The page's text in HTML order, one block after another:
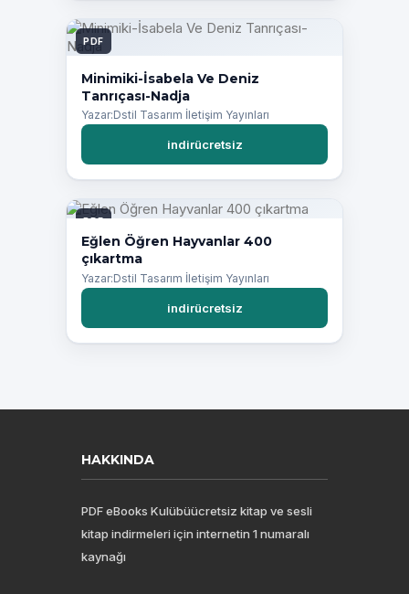
PDF
Minimiki-İsabela Ve Deniz
Tanrıçası-Nadja
Yazar:Dstil Tasarım İletişim Yayınları
indirücretsiz
PDF
Eğlen Öğren Hayvanlar 400
çıkartma
Yazar:Dstil Tasarım İletişim Yayınları
indirücretsiz
HAKKINDA
PDF eBooks Kulübüücretsiz kitap ve sesli
kitap indirmeleri için internetin 1 numaralı
kaynağı